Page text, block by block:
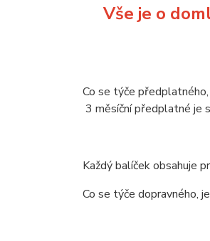
Vše je o
Co se týče
3 měsíční předplatné je
Každý balíček obsahuje
Co se týče dopravného,